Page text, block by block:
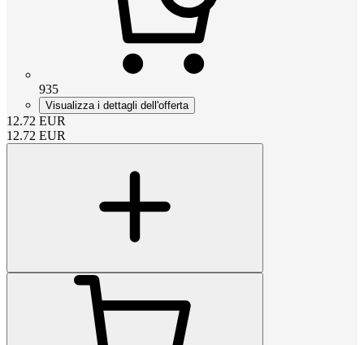
935
Visualizza i dettagli dell'offerta
12.72 EUR
12.72 EUR